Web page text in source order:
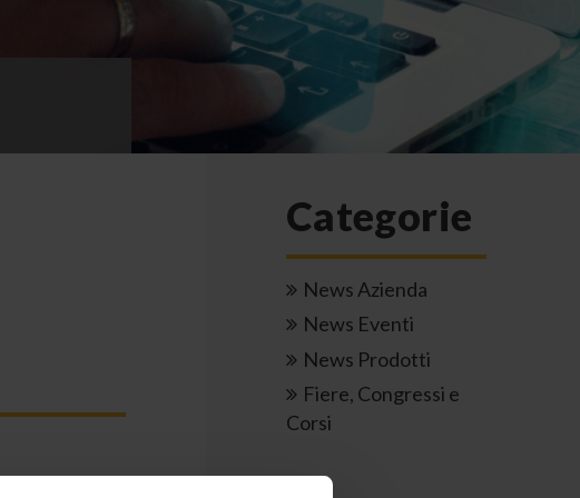
Categorie
News Azienda
News Eventi
News Prodotti
Fiere, Congressi e
Corsi